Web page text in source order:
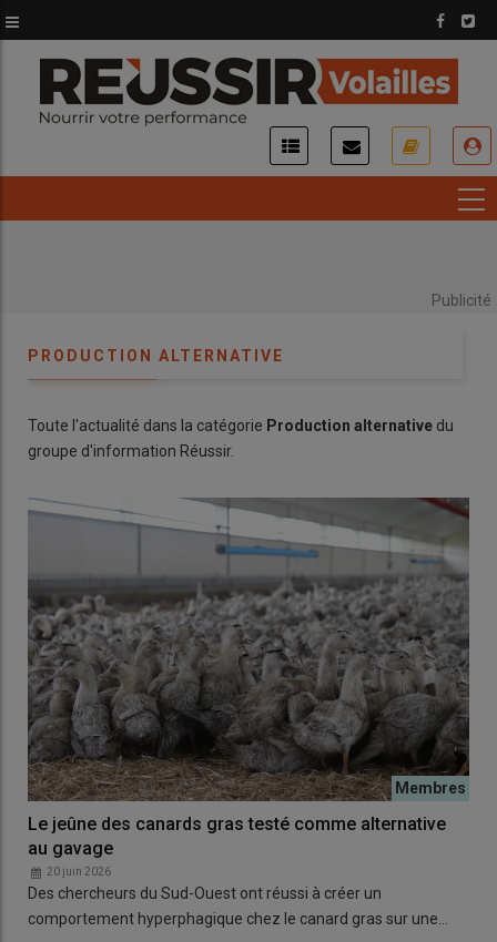
au
contenu
principal
Publicité
PRODUCTION ALTERNATIVE
Toute l'actualité dans la catégorie Production alternative du
groupe d'information Réussir.
Le jeûne des canards gras testé comme alternative
au gavage
20 juin 2026
Des chercheurs du Sud-Ouest ont réussi à créer un
comportement hyperphagique chez le canard gras sur une…